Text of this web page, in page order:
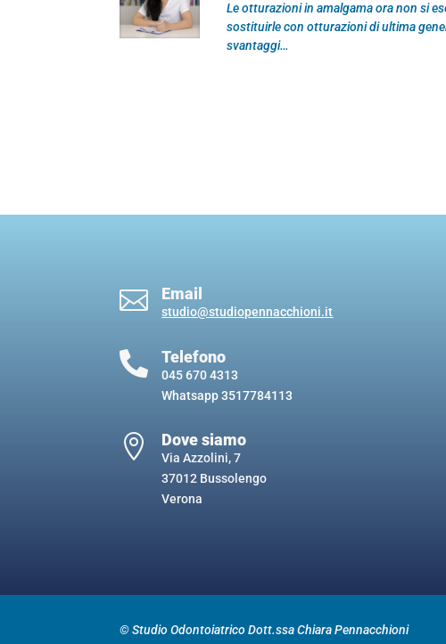
Le otturazioni in amalgama ora non si
sostituirle con otturazioni di ultima
svantaggi…
 Email
studio@studiopennacchioni.it
 Telefono
045 670 4313
Whatsapp3517784113
 Dove siamo
Via Azzolini, 7
37012 Bussolengo
Verona
© Studio Odontoiatrico Dott.ssa Chiara Pennacchioni